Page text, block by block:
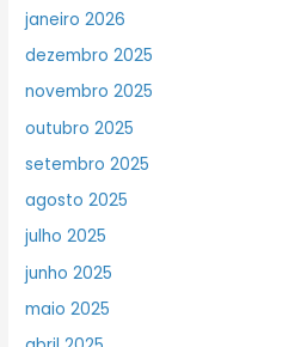
janeiro 2026
dezembro 2025
novembro 2025
outubro 2025
setembro 2025
agosto 2025
julho 2025
junho 2025
maio 2025